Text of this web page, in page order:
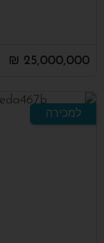
25,000,000 ₪
למכירה